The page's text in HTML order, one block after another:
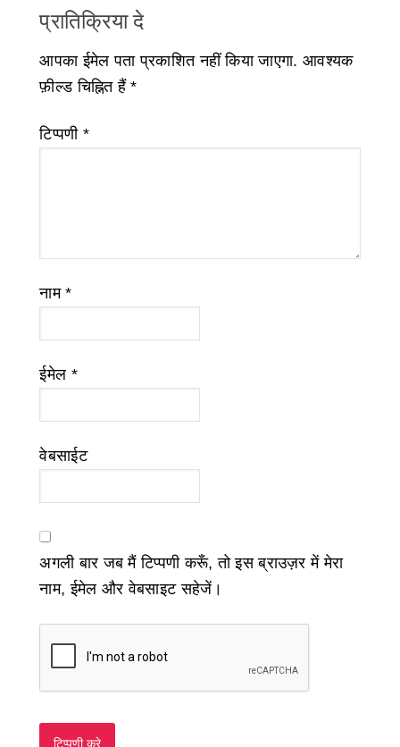
प्रातिक्रिया दे
आपका ईमेल पता प्रकाशित नहीं किया जाएगा. आवश्यक
फ़ील्ड चिह्नित हैं*
टिप्पणी *
नाम*
ईमेल *
वेबसाईट
अगली बार जब मैं टिप्पणी करूँ, तो इस ब्राउज़र में मेरा
नाम, ईमेल और वेबसाइट सहेजें।